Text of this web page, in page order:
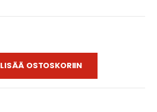
LISÄÄ OSTOSKORIIN